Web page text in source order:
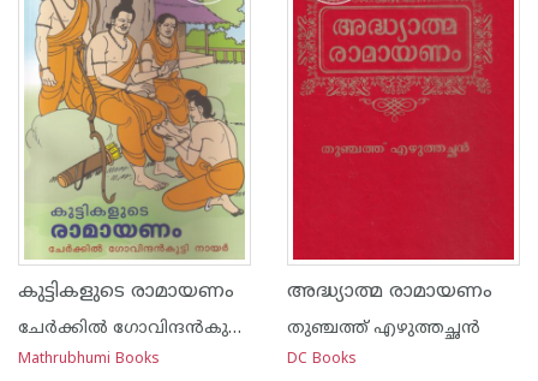
കുട്ടികളുടെ രാമായണം
ചേര്‍ക്കില്‍ ഗോവിന്ദന്‍കുട്ടി നായര്‍
Mathrubhumi Books
അദ്ധ്യാത്മ രാമായണം
തുഞ്ചത്ത് എഴുത്തച്ഛന്‍
DC Books